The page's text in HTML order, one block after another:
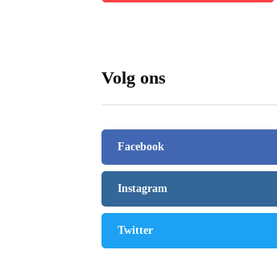
Volg ons
Facebook
Instagram
Twitter